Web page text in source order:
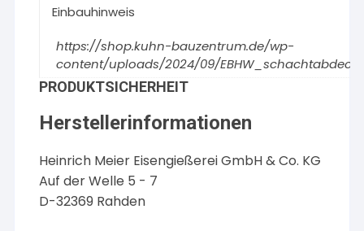
Einbauhinweis
https://shop.kuhn-bauzentrum.de/wp-
content/uploads/2024/09/
PRODUKTSICHERHEIT
Herstellerinformationen
Heinrich Meier Eisengießerei GmbH & Co. KG
Auf der Welle 5 - 7
D-32369 Rahden